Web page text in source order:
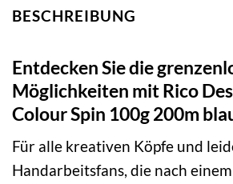
BESCHREIBUNG
Entdecken Sie die
Möglichkeiten mit Rico
Colour Spin 100g 200m
Für alle kreativen Köpfe und
Handarbeitsfans, die nach